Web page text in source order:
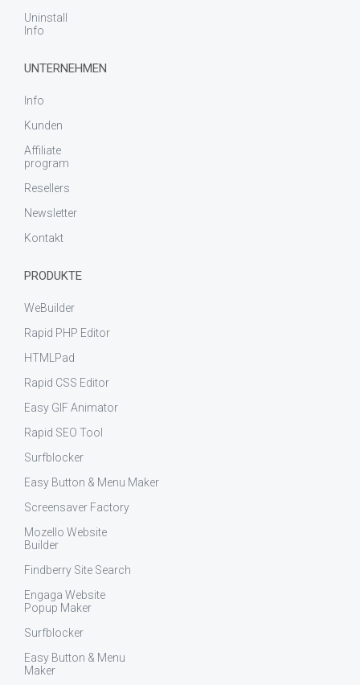
Uninstall
Info
UNTERNEHMEN
Info
Kunden
Affiliate
program
Resellers
Newsletter
Kontakt
PRODUKTE
WeBuilder
Rapid PHP Editor
HTMLPad
Rapid CSS Editor
Easy GIF Animator
Rapid SEO Tool
Surfblocker
Easy Button & Menu Maker
Screensaver Factory
Mozello Website
Builder
Findberry Site Search
Engaga Website
Popup Maker
Surfblocker
Easy Button & Menu
Maker